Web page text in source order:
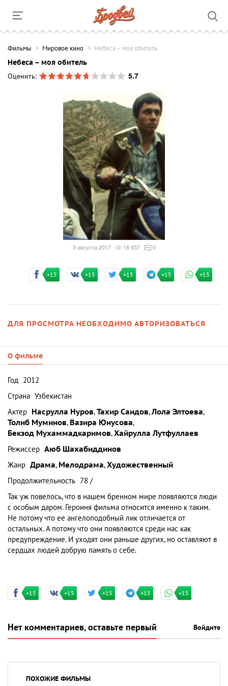
Фильмы Мировое кино Небеса – моя обитель
Небеса – моя обитель
Оценить:
5.7
3 августа 2017 18 657 0
+15 +15 +15 +15 +15
ДЛЯ ПРОСМОТРА НЕОБХОДИМО АВТОРИЗОВАТЬСЯ
О фильме
Год 2012
Страна Узбекистан
Актер Насрулла Нуров,Тахир Саидов,Лола Элтоева,
Толиб Муминов, Вазира Юнусова,
Бекзод Мухаммадкаримов,Хайрулла Лутфуллаев
Режиссер Аюб Шахабиддинов
Жанр Драма, Мелодрама,Художественный
Продолжительность 78 /
Так уж повелось, что в нашем бренном мире появляются люди
с особым даром. Героиня фильма относится именно к таким.
Не потому что ее ангелоподобный лик отличается от
остальных. А потому что они появляются среди нас как
предупреждение. И уходят они раньше других, но оставляют в
сердцах людей добрую память о себе.
+15 +15 +15 +15 +15
Нет комментариев, оставьте первый Войдите
ПОХОЖИЕ ФИЛЬМЫ